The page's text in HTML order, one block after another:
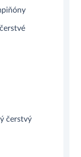
čerstvý